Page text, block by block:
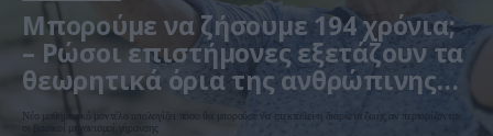
Μπορούμε να ζήσουμε 194 χρόνια;
– Ρώσοι επιστήμονες εξετάζουν τα
θεωρητικά όρια της ανθρώπινης
ζωής
Νέο μαθηματικό μοντέλο υπολογίζει πόσο θα μπορούσε να επεκταθεί η διάρκεια ζωής αν περιορίζονταν
οι βασικοί μηχανισμοί γήρανσης